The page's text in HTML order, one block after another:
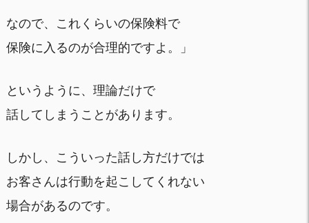
なので、これくらいの保険料で
保険に入るのが合理的ですよ。」
というように、理論だけで
話してしまうことがあります。
しかし、こういった話し方だけでは
お客さんは行動を起こしてくれない
場合があるのです。